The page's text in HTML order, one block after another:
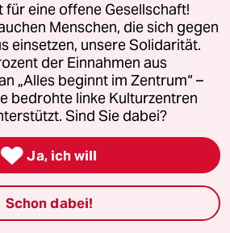
beispielsweise in der Region
Ost, in der ein
an der Uni Lübeck möglich ist,
Ein­woh­ne­r:in­nen 261 Ärz­t:in­nen –
Schleswig-Holstein Süd
Fakultät) sind es nur rund
Dieser „Klebeeffekt“ sei in ganz
zu beobachten, sagt Studienautor
Hachmeister der taz."
zu setzen wäre aber nach meiner
die Zahl der in diesen Regionen
eine offene Gesellschaft!
Menschen, die sich gegen
einsetzen, unsere Solidarität.
der Einnahmen aus
„Alles beginnt im Zentrum“ –
bedrohte linke Kulturzentren
Sind Sie dabei?
 Ja, ich will
Schon dabei!